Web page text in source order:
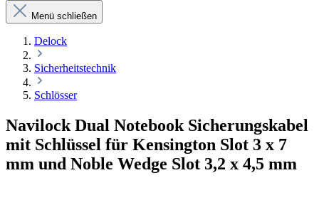
Menü schließen
Delock
Sicherheitstechnik
Schlösser
Navilock Dual Notebook Sicherungskabel
mit Schlüssel für Kensington Slot 3 x 7
mm und Noble Wedge Slot 3,2 x 4,5 mm